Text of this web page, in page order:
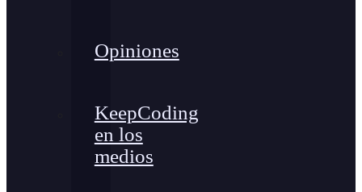
Opiniones
KeepCoding
en los
medios